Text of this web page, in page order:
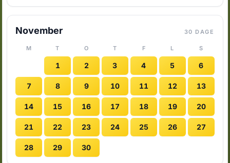
November 30 DAGE
M T O T F L S
1 2 3 4 5 6
7 8 9 10 11 12 13
14 15 16 17 18 19 20
21 22 23 24 25 26 27
28 29 30